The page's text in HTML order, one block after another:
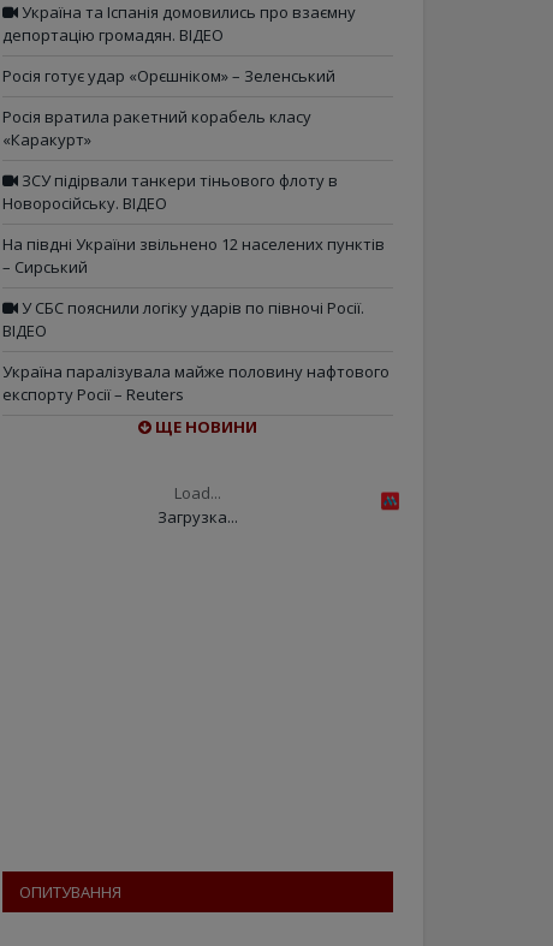
Україна та Іспанія домовились про взаємну
депортацію громадян. ВІДЕО
Росія готує удар «Орєшніком» – Зеленський
Росія вратила ракетний корабель класу
«Каракурт»
ЗСУ підірвали танкери тіньового флоту в
Новоросійську. ВІДЕО
На півдні України звільнено 12 населених пунктів
– Сирський
У СБС пояснили логіку ударів по півночі Росії.
ВІДЕО
Україна паралізувала майже половину нафтового
експорту Росії – Reuters
ЩЕ НОВИНИ
Load...
Загрузка...
ОПИТУВАННЯ